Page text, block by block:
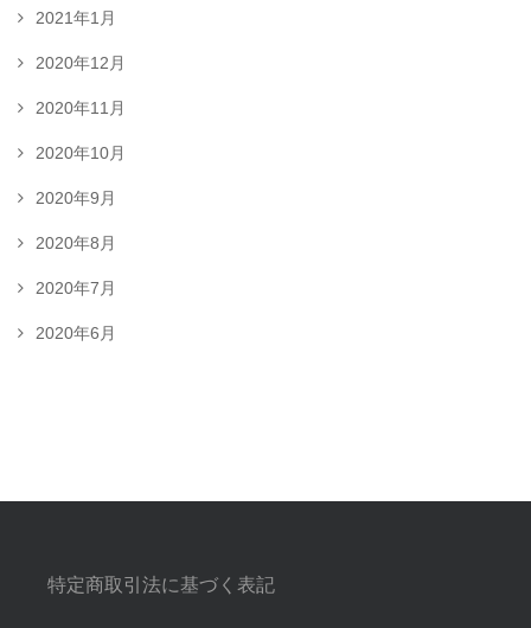
2021年1月
2020年12月
2020年11月
2020年10月
2020年9月
2020年8月
2020年7月
2020年6月
特定商取引法に基づく表記